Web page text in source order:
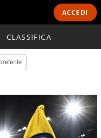
ACCEDI
CLASSIFICA